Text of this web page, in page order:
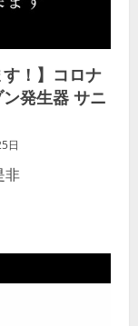
す！】コロナ
発生器 サニ
日
非